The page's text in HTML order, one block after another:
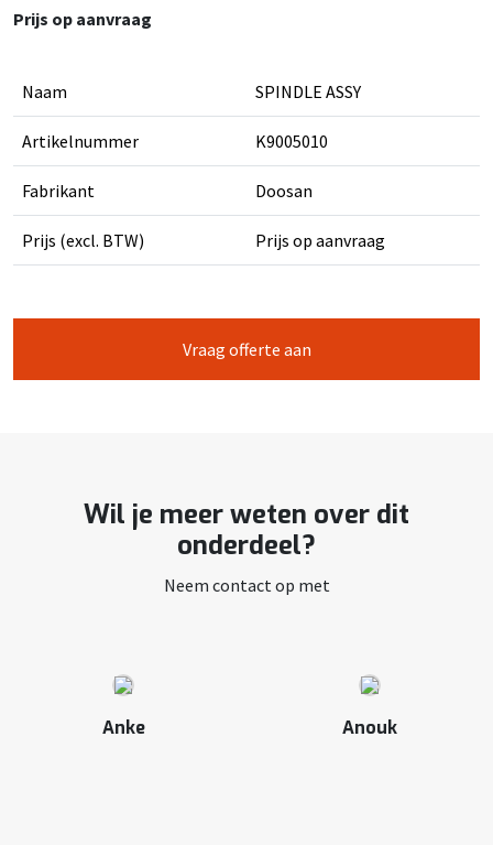
Prijs op aanvraag
Naam SPINDLE ASSY
Artikelnummer K9005010
Fabrikant Doosan
Prijs (excl. BTW) Prijs op aanvraag
Vraag offerte aan
Wil je meer weten over dit
onderdeel?
Neem contact op met
Anke Anouk